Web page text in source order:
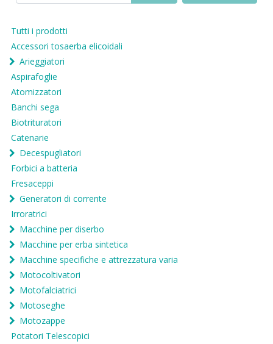
Tutti i prodotti
Accessori tosaerba elicoidali
Arieggiatori
Aspirafoglie
Atomizzatori
Banchi sega
Biotrituratori
Catenarie
Decespugliatori
Forbici a batteria
Fresaceppi
Generatori di corrente
Irroratrici
Macchine per diserbo
Macchine per erba sintetica
Macchine specifiche e attrezzatura varia
Motocoltivatori
Motofalciatrici
Motoseghe
Motozappe
Potatori Telescopici